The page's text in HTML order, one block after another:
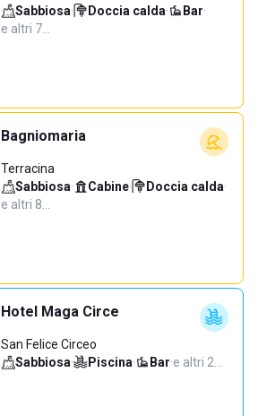
Sabbiosa· Doccia calda· Bar·
e altri 7…
Bagniomaria
Terracina
Sabbiosa· Cabine· Doccia calda·
e altri 8…
Hotel Maga Circe
San Felice Circeo
Sabbiosa· Piscina· Bar·e altri 2…